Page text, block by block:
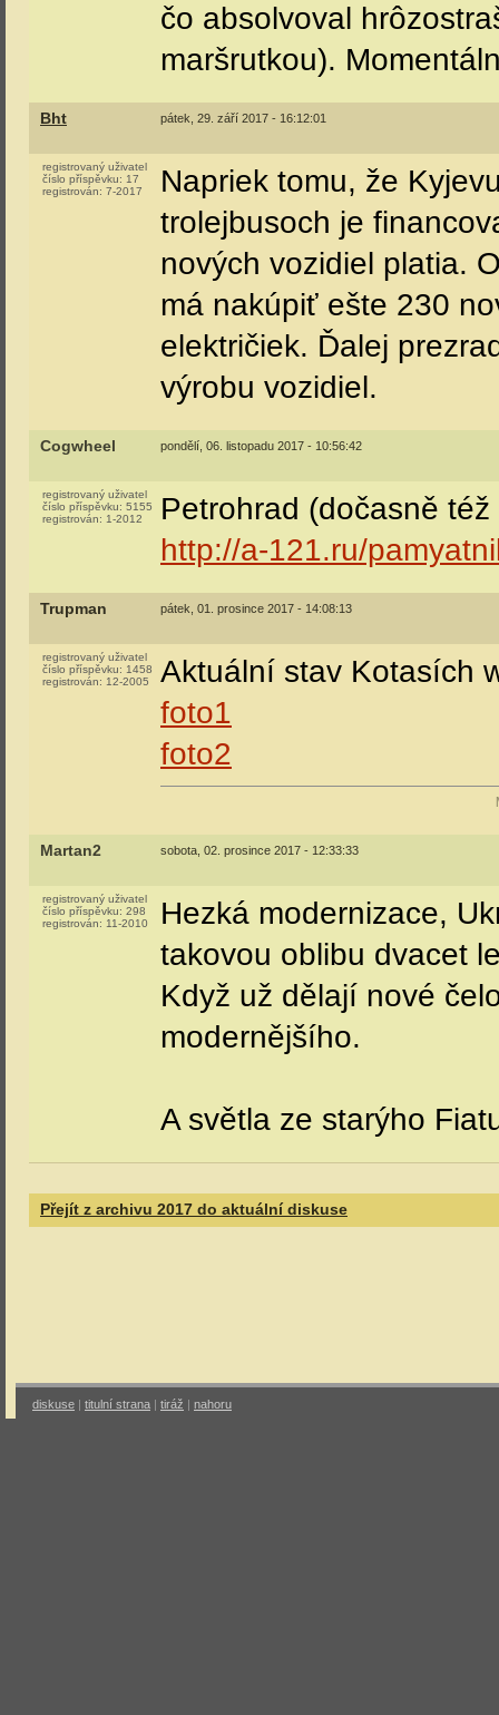
čo absolvoval
maršrutkou).
Bht pátek, 29. září 2017 - 16:12:01
registrovaný uživatel
číslo příspěvku: 17
registrován: 7-2017
Napriek tomu, že
trolejbusoch je
nových vozidiel platia.
má nakúpiť ešte 230
električiek. Ďalej
výrobu vozidiel.
Cogwheel pondělí, 06. listopadu 2017 - 10:56:42
registrovaný uživatel
číslo příspěvku: 5155
registrován: 1-2012
Petrohrad (dočasně
http://a-121.ru/
Trupman pátek, 01. prosince 2017 - 14:08:13
registrovaný uživatel
číslo příspěvku: 1458
registrován: 12-2005
Aktuální stav Kotasích
foto1
foto2
Martan2 sobota, 02. prosince 2017 - 12:33:33
registrovaný uživatel
číslo příspěvku: 298
registrován: 11-2010
Hezká modernizace,
takovou oblibu dvacet
Když už dělají nové
modernějšího.
A světla ze starýho
Přejít z archivu 2017 do aktuální diskuse
diskuse | titulní strana | tiráž | nahoru